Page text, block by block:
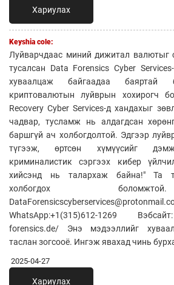
Хариулах
Keyshia cole:
Луйварчдаас миний дижитал валютыг
тусалсан Data Forensics Cyber
хуваалцаж байгаадаа
криптовалютын луйврын хохирогч
Recovery Cyber Services-д хандахыг
чадвар, тусламж нь алдагдсан
баршгүй ач холбогдолтой. Эдгээр
түгээж, өртсөн хүмүүсийг
криминалистик сэргээх кибер
хийсэнд нь талархаж байна!" Та
холбогдох
WhatsApp:+1(315)612-1269
forensics.de/ Энэ мэдээллийг
таслан зогсооё. Ингэж явахад чинь
2025-04-27
Хариулах